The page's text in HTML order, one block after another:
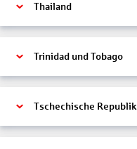
Thailand
Trinidad und Tobago
Tschechische Republik